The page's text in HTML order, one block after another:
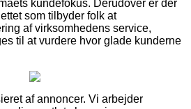
kundefokus. Derudover er der
som tilbyder folk at
af virksomhedens service,
til at vurdere hvor glade kunderne
af annoncer. Vi arbejder